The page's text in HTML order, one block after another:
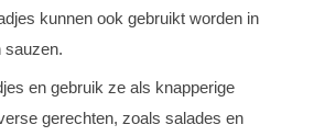
kunnen ook gebruikt worden in
sauzen.
en gebruik ze als knapperige
gerechten, zoals salades en